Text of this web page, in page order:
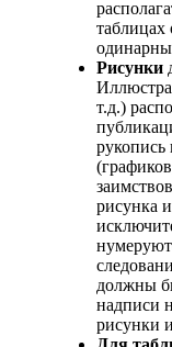
Рисунки
т.д.)
рукопись
рисунка
должны
надписи
рисунки